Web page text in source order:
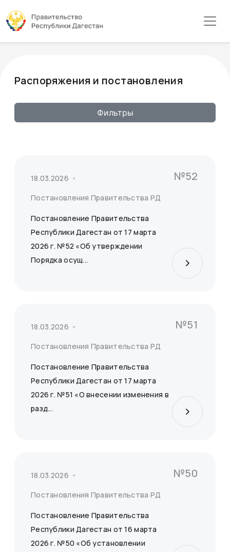
Распоряжения и постановления
Фильтры
18.03.2026
Постановления Правительства РД
№52
Постановление Правительства
Республики Дагестан от 17 марта
2026 г. №52 «Об утверждении
Порядка осущ...
18.03.2026
Постановления Правительства РД
№51
Постановление Правительства
Республики Дагестан от 17 марта
2026 г. №51 «О внесении изменения в
разд...
18.03.2026
Постановления Правительства РД
№50
Постановление Правительства
Республики Дагестан от 16 марта
2026 г. №50 «Об установлении